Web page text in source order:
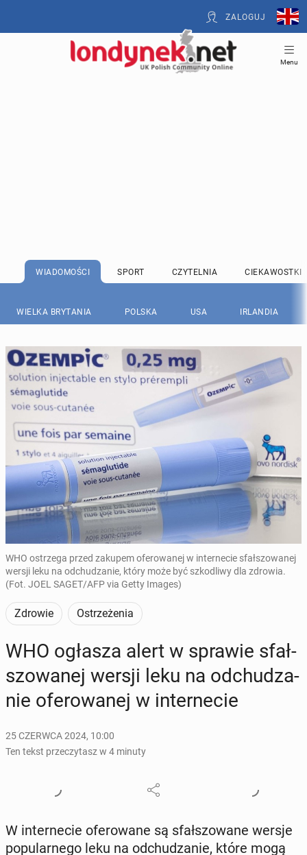
ZALOGUJ
Menu
WIADOMOŚCI SPORT CZYTELNIA CIEKAWOSTKI
WIELKA BRYTANIA POLSKA USA IRLANDIA
WHO ostrzega przed zakupem oferowanej w internecie sfałszowanej
wersji leku na odchudzanie, który może być szkodliwy dla zdrowia.
(Fot. JOEL SAGET/AFP via Getty Images)
Zdrowie Ostrzeżenia
WHO ogłasza alert w sprawie sfał­
szo­wa­nej wersji leku na od­chu­dza­
nie ofe­ro­wa­nej w in­ter­ne­cie
25 CZERWCA 2024, 10:00
Ten tekst przeczytasz w 4 minuty
W in­ter­ne­cie ofe­ro­wa­ne są sfał­szo­wa­ne wersje
po­pu­lar­ne­go leku na od­chu­dza­nie, które mogą